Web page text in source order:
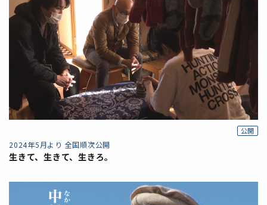
公開
2024年5月より 全国順次公開
生きて、生きて、生きろ。